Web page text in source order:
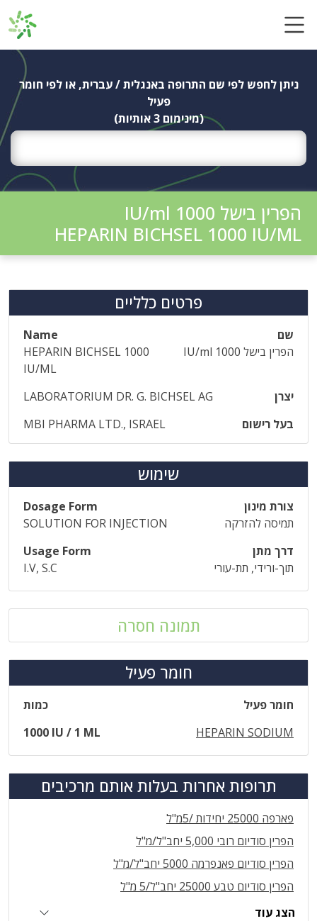
ניתן לחפש לפי שם התרופה באנגלית / עברית, או לפי חומר
פעיל
(מינימום 3 אותיות)
הפרין בישל 1000 IU/ml
HEPARIN BICHSEL 1000 IU/ML
פרטים כלליים
שם
Name
הפרין בישל 1000 IU/ml
HEPARIN BICHSEL 1000
IU/ML
יצרן
LABORATORIUM DR. G. BICHSEL AG
בעל רישום
MBI PHARMA LTD., ISRAEL
שימוש
צורת מינון
Dosage Form
תמיסה להזרקה
SOLUTION FOR INJECTION
דרך מתן
Usage Form
תוך-ורידי, תת-עורי
I.V, S.C
תמונה חסרה
חומר פעיל
חומר פעיל
כמות
HEPARIN SODIUM
1000 IU / 1 ML
תרופות אחרות בעלות אותם מרכיבים
פארפה 25000 יחידות /5מ"ל
הפרין סודיום רובי 5,000 יחב"ל/מ"ל
הפרין סודיום פאנפרמה 5000 יחב"ל/מ"ל
הפרין סודיום טבע 25000 יחב"ל/5 מ"ל
הצג עוד